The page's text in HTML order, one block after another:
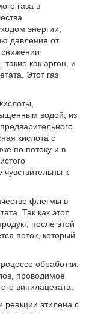
газа в
энергии,
давления от
как аргон, и
Этот газ
водой, из
кислота с
по потоку и в
к
флегмы в
Так как этот
после этой
поток, который
обработки,
проводимое
винилацетата.
реакции этилена с